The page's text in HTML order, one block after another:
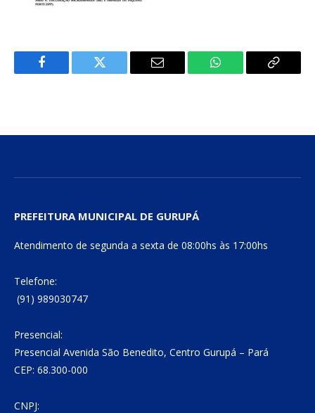
Facebook Twitter
E-
WhatsApp Copiar
PREFEITURA MUNICIPAL DE GURUPÁ
Atendimento de segunda a sexta de 08:00hs às 17:00hs
Telefone:
(91) 989030747
Presencial:
Presencial Avenida São Benedito, Centro Gurupá – Pará
CEP: 68.300-000
CNPJ: